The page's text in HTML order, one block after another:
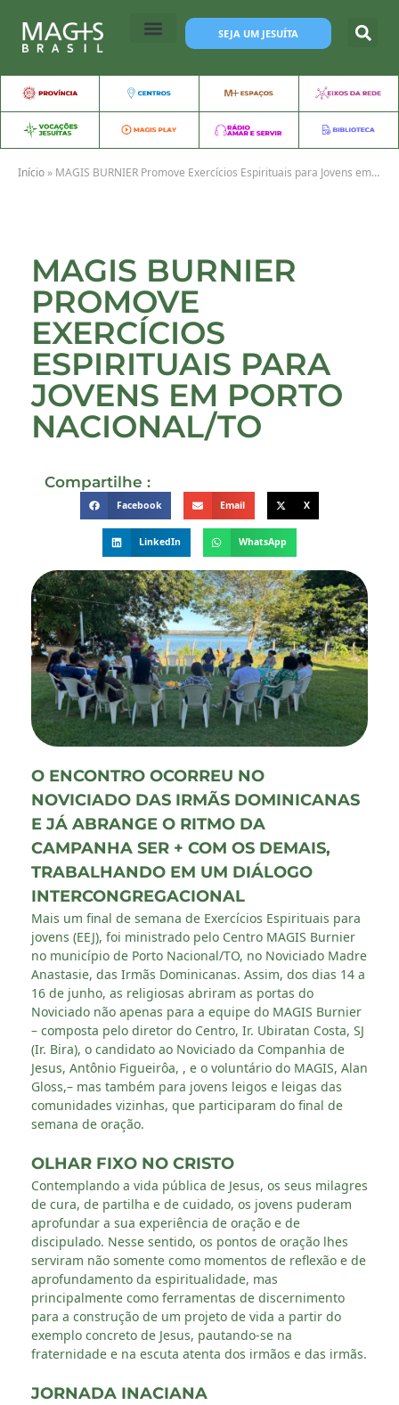
SEJA UM JESUÍTA
Início » MAGIS BURNIER Promove Exercícios Espirituais para Jovens em Porto Nacional/TO
MAGIS BURNIER
PROMOVE
EXERCÍCIOS
ESPIRITUAIS PARA
JOVENS EM PORTO
NACIONAL/TO
Compartilhe :
Facebook Email X
LinkedIn WhatsApp
O ENCONTRO OCORREU NO
NOVICIADO DAS IRMÃS DOMINICANAS
E JÁ ABRANGE O RITMO DA
CAMPANHA SER + COM OS DEMAIS,
TRABALHANDO EM UM DIÁLOGO
INTERCONGREGACIONAL
Mais um final de semana de Exercícios Espirituais para
jovens (EEJ), foi ministrado pelo Centro MAGIS Burnier
no município de Porto Nacional/TO, no Noviciado Madre
Anastasie, das Irmãs Dominicanas. Assim, dos dias 14 a
16 de junho, as religiosas abriram as portas do
Noviciado não apenas para a equipe do MAGIS Burnier
– composta pelo diretor do Centro, Ir. Ubiratan Costa, SJ
(Ir. Bira), o candidato ao Noviciado da Companhia de
Jesus, Antônio Figueirôa, , e o voluntário do MAGIS, Alan
Gloss,– mas também para jovens leigos e leigas das
comunidades vizinhas, que participaram do final de
semana de oração.
OLHAR FIXO NO CRISTO
Contemplando a vida pública de Jesus, os seus milagres
de cura, de partilha e de cuidado, os jovens puderam
aprofundar a sua experiência de oração e de
discipulado. Nesse sentido, os pontos de oração lhes
serviram não somente como momentos de reflexão e de
aprofundamento da espiritualidade, mas
principalmente como ferramentas de discernimento
para a construção de um projeto de vida a partir do
exemplo concreto de Jesus, pautando-se na
fraternidade e na escuta atenta dos irmãos e das irmãs.
JORNADA INACIANA